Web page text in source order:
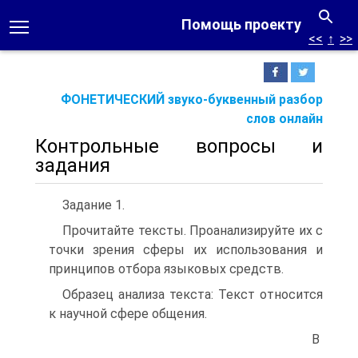
Помощь проекту
ФОНЕТИЧЕСКИЙ звуко-буквенный разбор
слов онлайн
<< ↑ >>
Контрольные вопросы и
задания
Задание 1.
Прочитайте тексты. Проанализируйте их с
точки зрения сферы их использования и
принципов отбора языковых средств.
Образец анализа текста: Текст относится
к научной сфере общения.
В